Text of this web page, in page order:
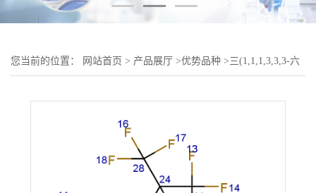
您当前的位置： 网站首页 > 产品展厅 >优势品种 >三(1,1,1,3,3,3-六